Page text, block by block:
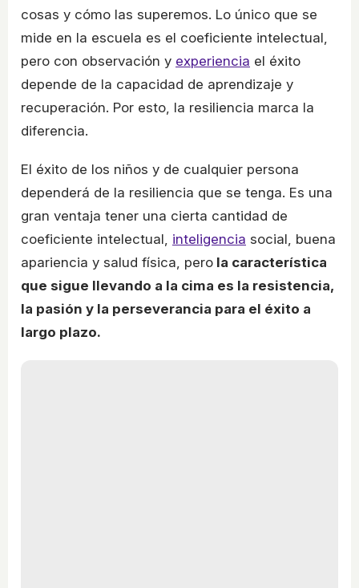
cosas y cómo las superemos. Lo único que se
mide en la escuela es el coeficiente intelectual,
pero con observación y experiencia el éxito
depende de la capacidad de aprendizaje y
recuperación. Por esto, la resiliencia marca la
diferencia.
El éxito de los niños y de cualquier persona
dependerá de la resiliencia que se tenga. Es una
gran ventaja tener una cierta cantidad de
coeficiente intelectual, inteligencia social, buena
apariencia y salud física, pero la característica
que sigue llevando a la cima es la resistencia,
la pasión y la perseverancia para el éxito a
largo plazo.